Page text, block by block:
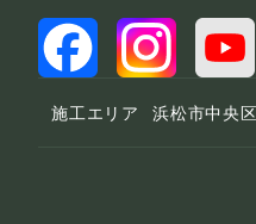
施工エリア 浜松市中央